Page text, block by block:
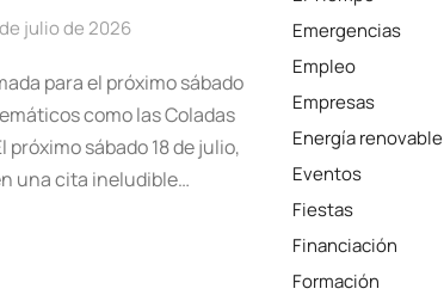
julio de 2026
para el próximo sábado
como las Coladas
próximo sábado 18 de julio,
una cita ineludible…
Emergencias
Empleo
Empresas
Energía renovable
Eventos
Fiestas
Financiación
Formación